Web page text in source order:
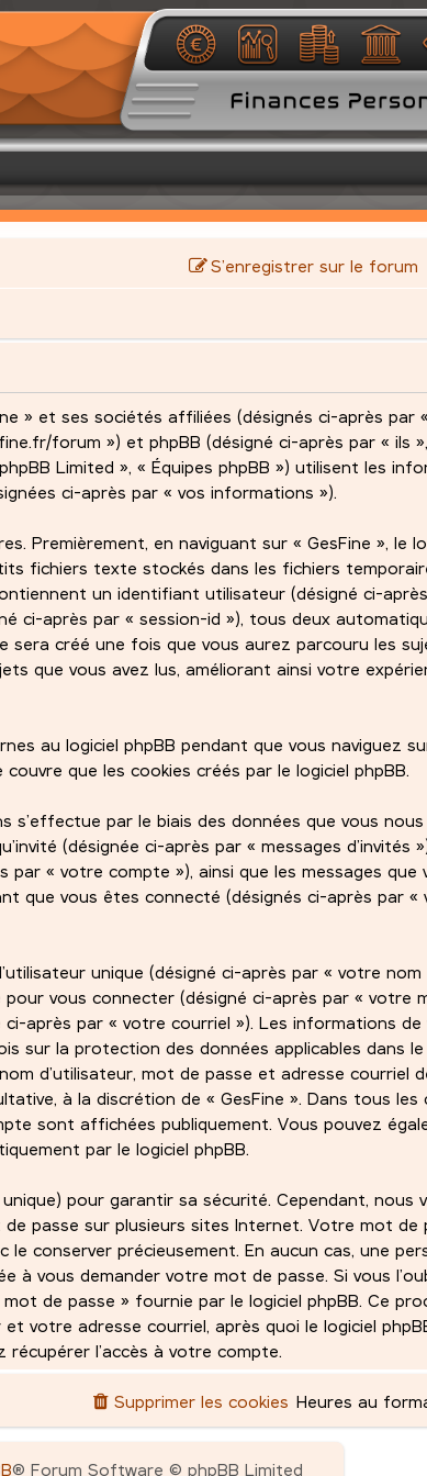
S’enregistrer sur le forum
» et ses sociétés affiliées (désignés ci-après par
forum ») et phpBB (désigné ci-après par « ils
Limited », « Équipes phpBB ») utilisent les
ci-après par « vos informations »).
Premièrement, en naviguant sur « GesFine », le
fichiers texte stockés dans les fichiers
un identifiant utilisateur (désigné ci-
ci-après par « session-id »), tous deux
sera créé une fois que vous aurez parcouru les
que vous avez lus, améliorant ainsi votre
au logiciel phpBB pendant que vous naviguez
que les cookies créés par le logiciel phpBB.
s’effectue par le biais des données que vous
(désignée ci-après par « messages d’invités
par « votre compte »), ainsi que les messages que
que vous êtes connecté (désignés ci-après par «
unique (désigné ci-après par « votre nom
vous connecter (désigné ci-après par « votre
ci-après par « votre courriel »). Les informations
sur la protection des données applicables dans le
d’utilisateur, mot de passe et adresse courriel
à la discrétion de « GesFine ». Dans tous les
sont affichées publiquement. Vous pouvez
par le logiciel phpBB.
pour garantir sa sécurité. Cependant, nous
passe sur plusieurs sites Internet. Votre mot de
le conserver précieusement. En aucun cas, une
à vous demander votre mot de passe. Si vous
de passe » fournie par le logiciel phpBB. Ce
votre adresse courriel, après quoi le logiciel
l’accès à votre compte.
Heures au
Supprimer les cookies
® Forum Software © phpBB Limited